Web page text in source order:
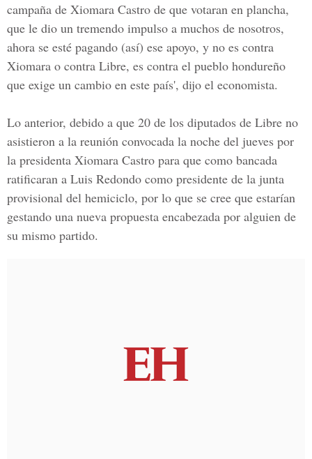
campaña de Xiomara Castro de que votaran en plancha,
que le dio un tremendo impulso a muchos de nosotros,
ahora se esté pagando (así) ese apoyo, y no es contra
Xiomara o contra Libre, es contra el pueblo hondureño
que exige un cambio en este país', dijo el economista.
Lo anterior, debido a que 20 de los diputados de Libre no
asistieron a la reunión convocada la noche del jueves por
la presidenta Xiomara Castro para que como bancada
ratificaran a Luis Redondo como presidente de la junta
provisional del hemiciclo, por lo que se cree que estarían
gestando una nueva propuesta encabezada por alguien de
su mismo partido.